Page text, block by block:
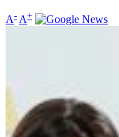
A- A+